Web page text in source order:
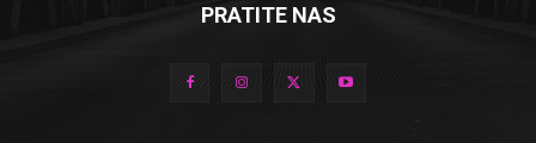
PRATITE NAS